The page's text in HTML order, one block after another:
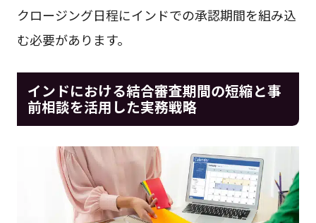
クロージング日程にインドでの承認期間を組み込
む必要があります。
インドにおける結合審査期間の短縮と事
前相談を活用した実務戦略